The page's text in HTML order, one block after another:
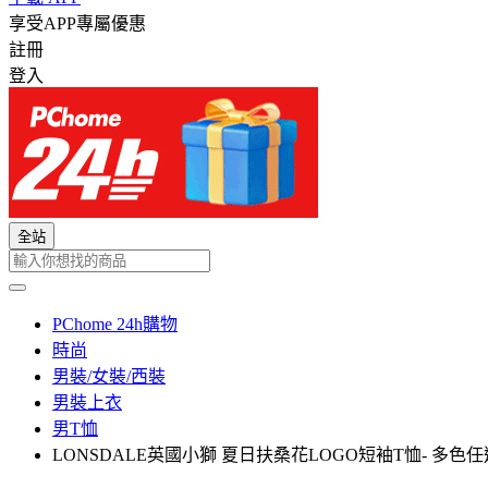
享受APP專屬優惠
註冊
登入
全站
PChome 24h購物
時尚
男裝/女裝/西裝
男裝上衣
男T恤
LONSDALE英國小獅 夏日扶桑花LOGO短袖T恤- 多色任